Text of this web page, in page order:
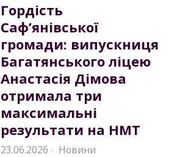
Гордість
Саф’янівської
громади: випускниця
Багатянського ліцею
Анастасія Дімова
отримала три
максимальні
результати на НМТ
23.06.2026 · Новини